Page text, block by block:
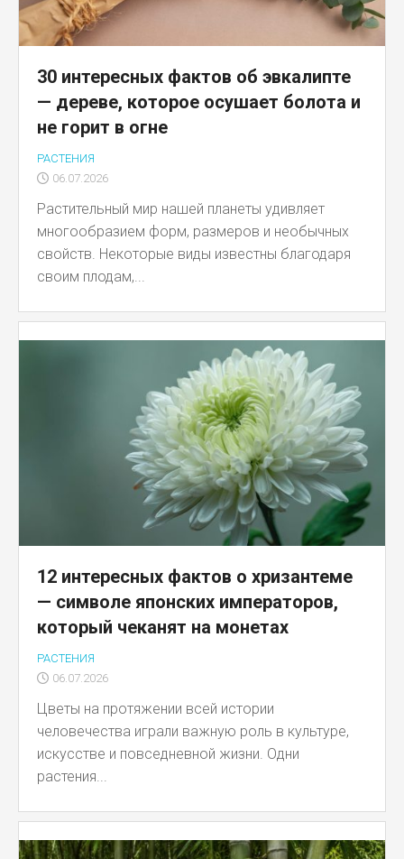
30 интересных фактов об эвкалипте
— дереве, которое осушает болота и
не горит в огне
РАСТЕНИЯ
06.07.2026
Растительный мир нашей планеты удивляет
многообразием форм, размеров и необычных
свойств. Некоторые виды известны благодаря
своим плодам,...
12 интересных фактов о хризантеме
— символе японских императоров,
который чеканят на монетах
РАСТЕНИЯ
06.07.2026
Цветы на протяжении всей истории
человечества играли важную роль в культуре,
искусстве и повседневной жизни. Одни
растения...